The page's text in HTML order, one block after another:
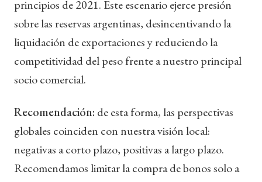
principios de 2021. Este escenario ejerce presión
sobre las reservas argentinas, desincentivando la
liquidación de exportaciones y reduciendo la
competitividad del peso frente a nuestro principal
socio comercial.
Recomendación: de esta forma, las perspectivas
globales coinciden con nuestra visión local:
negativas a corto plazo, positivas a largo plazo.
Recomendamos limitar la compra de bonos solo a